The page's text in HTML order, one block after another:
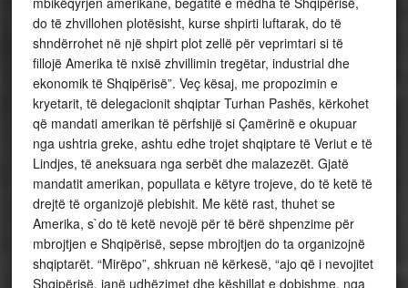
do të zhvillohen plotësisht, kurse shpirti luftarak, do të
shndërrohet në një shpirt plot zellë për veprimtari si të
fillojë Amerika të nxisë zhvillimin tregëtar, industrial dhe
ekonomik të Shqipërisë”. Veç kësaj, me propozimin e
kryetarit, të delegacionit shqiptar Turhan Pashës, kërkohet
që mandati amerikan të përfshijë si Çamërinë e okupuar
nga ushtria greke, ashtu edhe trojet shqiptare të Veriut e të
Lindjes, të aneksuara nga serbët dhe malazezët. Gjatë
mandatit amerikan, popullata e këtyre trojeve, do të ketë të
drejtë të organizojë plebishit. Me këtë rast, thuhet se
Amerika, s`do të ketë nevojë për të bërë shpenzime për
mbrojtjen e Shqipërisë, sepse mbrojtjen do ta organizojnë
shqiptarët. “Mirëpo”, shkruan në kërkesë, “ajo që i nevojitet
Shqipërisë, janë udhëzimet dhe këshillat e dobishme, nga